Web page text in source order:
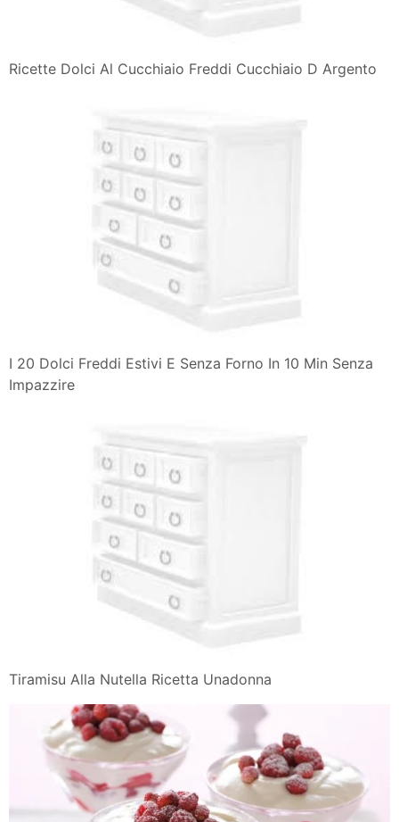
Ricette Dolci Al Cucchiaio Freddi Cucchiaio D Argento
I 20 Dolci Freddi Estivi E Senza Forno In 10 Min Senza
Impazzire
Tiramisu Alla Nutella Ricetta Unadonna